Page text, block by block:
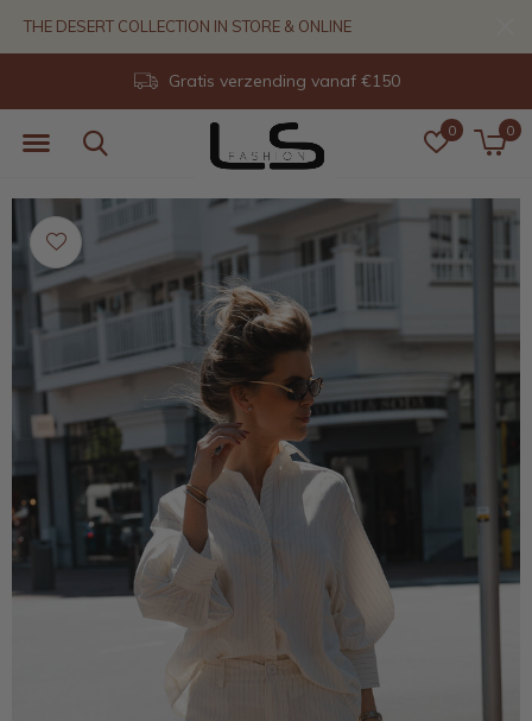
0 0
Gratis verzending vanaf €150
THE DESERT COLLECTION IN STORE & ONLINE